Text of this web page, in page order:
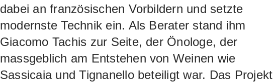
dabei an französischen Vorbildern und setzte
modernste Technik ein. Als Berater stand ihm
Giacomo Tachis zur Seite, der Önologe, der
massgeblich am Entstehen von Weinen wie
Sassicaia und Tignanello beteiligt war. Das Projekt